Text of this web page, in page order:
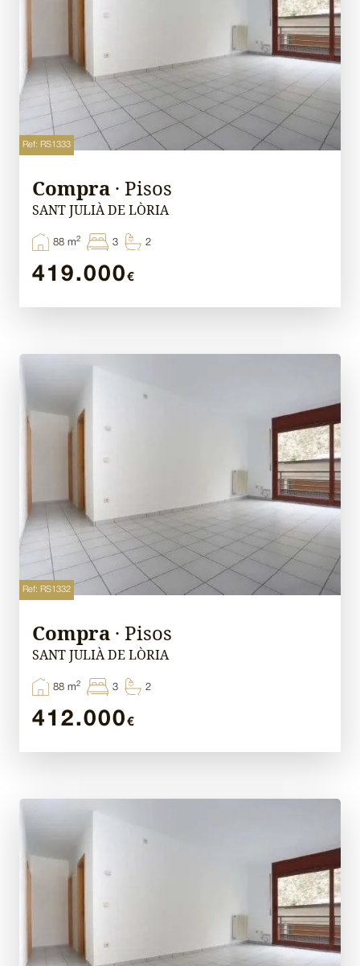
Ref: RS1333
Compra · Pisos
SANT JULIÀ DE LÒRIA
88 m2 3 2
419.000 €
Ref: RS1332
Compra · Pisos
SANT JULIÀ DE LÒRIA
88 m2 3 2
412.000 €